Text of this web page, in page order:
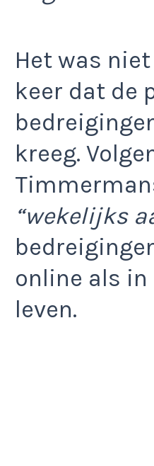
Het was
keer dat de
kreeg.
“wekelijks
online als
leven.